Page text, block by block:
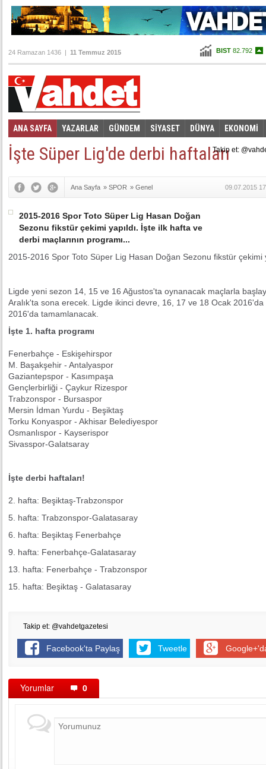
BIST 82.792
24 Ramazan 1436 | 11 Temmuz 2015
ANA SAYFA YAZARLAR GÜNDEM SİYASET DÜNYA EKONOMİ
Foto Galeri | Video Galeri
İşte Süper Lig'de derbi haftaları
Ana Sayfa » SPOR » Genel 09.07.2015
2015-2016 Spor Toto Süper Lig Hasan Doğan
Sezonu fikstür çekimi yapıldı. İşte ilk hafta ve
derbi maçlarının programı...
2015-2016 Spor Toto Süper Lig Hasan Doğan Sezonu fikstür çekimi
Ligde yeni sezon 14, 15 ve 16 Ağustos'ta oynanacak maçlarla
Aralık'ta sona erecek. Ligde ikinci devre, 16, 17 ve 18 Ocak
2016'da tamamlanacak.
İşte 1. hafta programı
Fenerbahçe - Eskişehirspor
M. Başakşehir - Antalyaspor
Gaziantepspor - Kasımpaşa
Gençlerbirliği - Çaykur Rizespor
Trabzonspor - Bursaspor
Mersin İdman Yurdu - Beşiktaş
Torku Konyaspor - Akhisar Belediyespor
Osmanlıspor - Kayserispor
Sivasspor-Galatsaray
İşte derbi haftaları!
2. hafta: Beşiktaş-Trabzonspor
5. hafta: Trabzonspor-Galatasaray
6. hafta: Beşiktaş Fenerbahçe
9. hafta: Fenerbahçe-Galatasaray
13. hafta: Fenerbahçe - Trabzonspor
15. hafta: Beşiktaş - Galatasaray
Takip et: @vahdetgazetesi
Facebook'ta Paylaş Tweetle
Yorumlar 0
Takip et: